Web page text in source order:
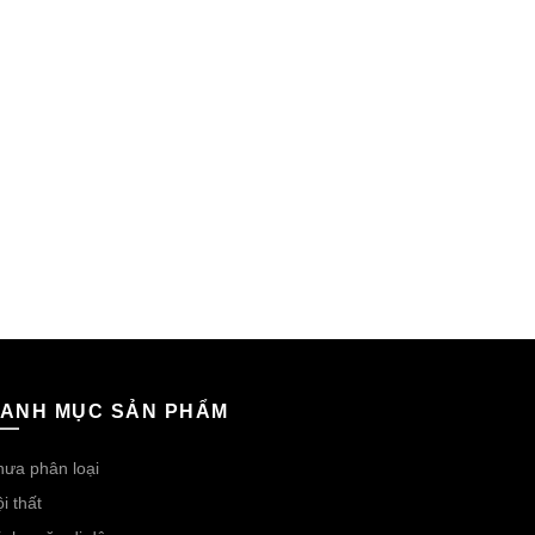
MỤC SẢN PHẨM
phân loại
thất